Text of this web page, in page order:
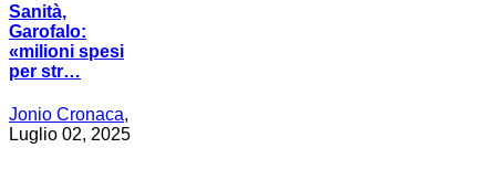
Sanità,
Garofalo:
«milioni spesi
per str…
Jonio Cronaca,
Luglio 02, 2025